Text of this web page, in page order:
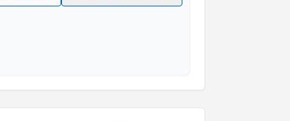
Takvim Talebini Gönder